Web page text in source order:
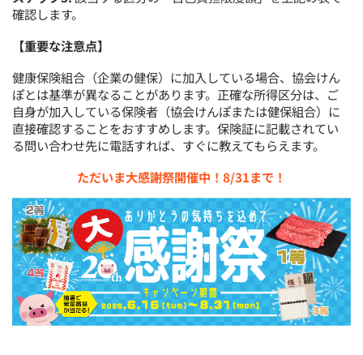
確認します。
【重要な注意点】
健康保険組合（企業の健保）に加入している場合、協会けん
ぽとは基準が異なることがあります。正確な所得区分は、ご
自身が加入している保険者（協会けんぽまたは健保組合）に
直接確認することをおすすめします。保険証に記載されてい
る問い合わせ先に電話すれば、すぐに教えてもらえます。
ただいま大感謝祭開催中！8/31まで！